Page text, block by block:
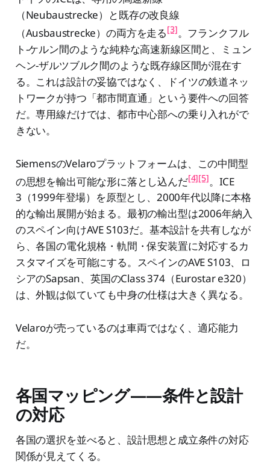
（Neubaustrecke）と既存の改良線
（Ausbaustrecke）の両方を走る[3]。フランクフル
ト-ケルン間のような純粋な高速新線区間と、ミュン
ヘン-ザルツブルク間のような既存線区間が混在す
る。これは設計の妥協ではなく、ドイツの鉄道ネッ
トワークが持つ「都市間直通」という要件への回答
だ。専用線だけでは、都市中心部への乗り入れがで
きない。
SiemensのVelaroプラットフォームは、この中間型
の思想を輸出可能な形に落とし込んだ[4][5]。ICE
3（1999年登場）を原型とし、2000年代以降に本格
的な輸出展開が始まる。最初の輸出型は2006年納入
のスペイン向けAVE S103だ。基本設計を共有しなが
ら、各国の電化規格・軌間・保安装置に対応するカ
スタマイズを可能にする。スペインのAVE S103、ロ
シアのSapsan、英国のClass 374（Eurostar e320）
は、外観は似ていても中身の仕様は大きく異なる。
Velaroが売っているのは車両ではなく、適応能力
だ。
各国マッピング——条件と設計
の対応
各国の選択を並べると、設計思想と成立条件の対応
関係が見えてくる。